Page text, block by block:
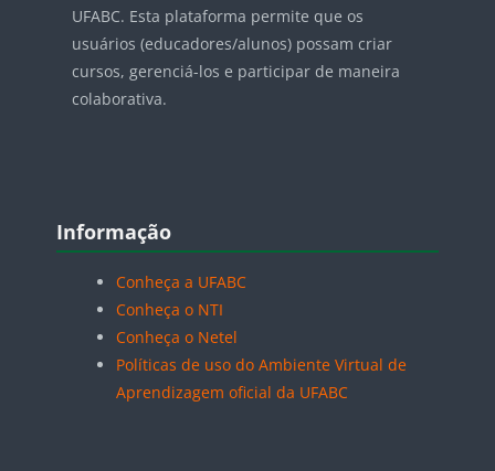
UFABC. Esta plataforma permite que os
usuários (educadores/alunos) possam criar
cursos, gerenciá-los e participar de maneira
colaborativa.
Blocos
Informação
Conheça a UFABC
Conheça o NTI
Conheça o Netel
Políticas de uso do Ambiente Virtual de
Aprendizagem oficial da UFABC